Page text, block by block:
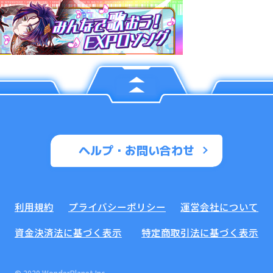
ヘルプ・お問い合わせ
利用規約 プライバシーポリシー
運営会社について
資金決済法に基づく表示
特定商取引法に基づく表示